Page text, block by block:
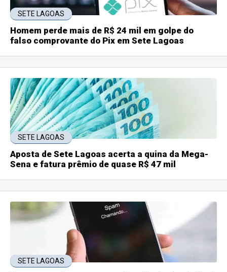
SETE LAGOAS
Homem perde mais de R$ 24 mil em golpe do
falso comprovante do Pix em Sete Lagoas
SETE LAGOAS
Aposta de Sete Lagoas acerta a quina da Mega-
Sena e fatura prêmio de quase R$ 47 mil
SETE LAGOAS